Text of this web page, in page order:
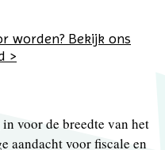
worden? Bekijk ons
>
voor de breedte van het
aandacht voor fiscale en